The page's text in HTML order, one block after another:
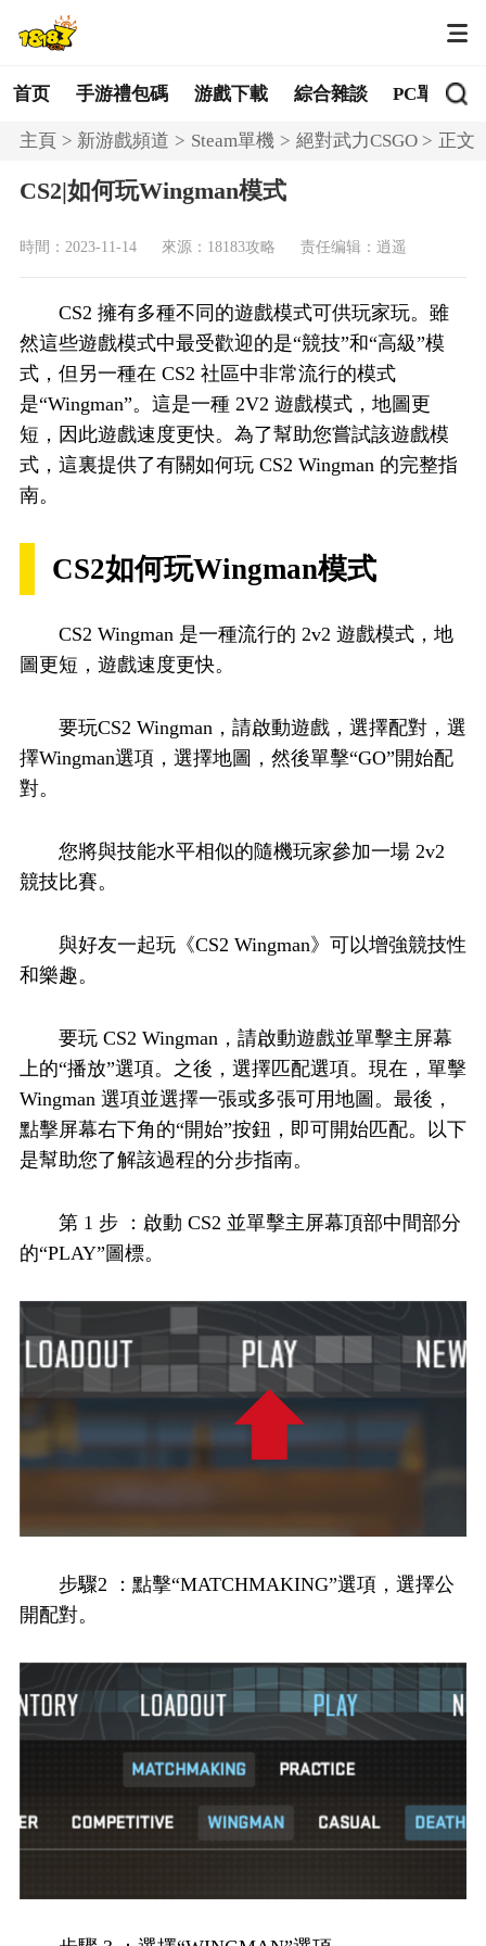
首页 手游禮包碼 游戲下載 綜合雜談 PC單機
主頁 新游戲頻道 Steam單機 絕對武力CSGO 正文
CS2|如何玩Wingman模式
時間：2023-11-14 來源：18183攻略 责任编辑：逍遥
CS2 擁有多種不同的遊戲模式可供玩家玩。雖
然這些遊戲模式中最受歡迎的是“競技”和“高級”模
式，但另一種在 CS2 社區中非常流行的模式
是“Wingman”。這是一種 2V2 遊戲模式，地圖更
短，因此遊戲速度更快。為了幫助您嘗試該遊戲模
式，這裏提供了有關如何玩 CS2 Wingman 的完整指
南。
CS2如何玩Wingman模式
CS2 Wingman 是一種流行的 2v2 遊戲模式，地
圖更短，遊戲速度更快。
要玩CS2 Wingman，請啟動遊戲，選擇配對，選
擇Wingman選項，選擇地圖，然後單擊“GO”開始配
對。
您將與技能水平相似的隨機玩家參加一場 2v2
競技比賽。
與好友一起玩《CS2 Wingman》可以增強競技性
和樂趣。
要玩 CS2 Wingman，請啟動遊戲並單擊主屏幕
上的“播放”選項。之後，選擇匹配選項。現在，單擊
Wingman 選項並選擇一張或多張可用地圖。最後，
點擊屏幕右下角的“開始”按鈕，即可開始匹配。以下
是幫助您了解該過程的分步指南。
第 1 步 ：啟動 CS2 並單擊主屏幕頂部中間部分
的“PLAY”圖標。
步驟2 ：點擊“MATCHMAKING”選項，選擇公
開配對。